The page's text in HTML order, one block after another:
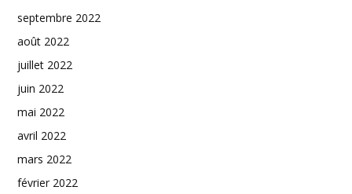
septembre 2022
août 2022
juillet 2022
juin 2022
mai 2022
avril 2022
mars 2022
février 2022